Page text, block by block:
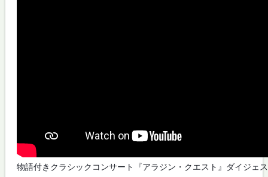
物語付きクラシックコンサート『アラジン・クエスト』ダイジェ